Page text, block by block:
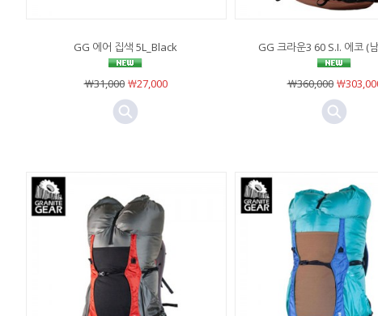
GG 에어 집색 5L_Black
￦31,000￦27,000
GG 크라운3 60 S.I. 에코 (
￦360,000￦